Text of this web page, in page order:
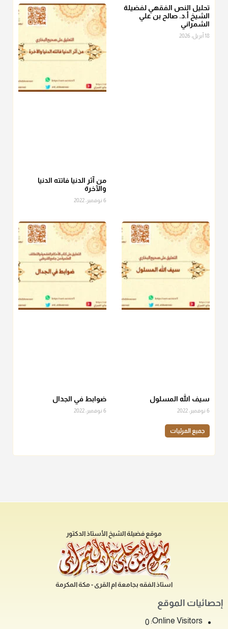
منذ 3 شهر
، فإلم يعلم إلا بعد ذلك لم تجزه لقولهﷺ:
الصاع..فمن شق عليه إخراج الطعام هذه الأيام وأراد إخراج القيمة
أ.د. صالح الشمراني
دفعزكاة الفطرللمسكين القريب صدقة وصلة وهو أفضل من
دفعها للبعيد ولا تغرك مظاهر ووظائف بعض الأقارب فإن
منذ 3 شهر
تحليل النص الفقهي لفضيلة
الشيخ أ.د. صالح بن علي
الشمراني
18 أبريل، 2026
من آثر الدنيا فاتته الدنيا
والآخرة
6 نوفمبر، 2022
سيف الله المسلول
6 نوفمبر، 2022
ضوابط في الجدال
6 نوفمبر، 2022
جميع المرئيات
موقع فضيلة الشيخ الأستاذ الدكتور
استاذ الفقه بجامعة ام القرى - مكة المكرمة
إحصائيات الموقع
Online Visitors:
0